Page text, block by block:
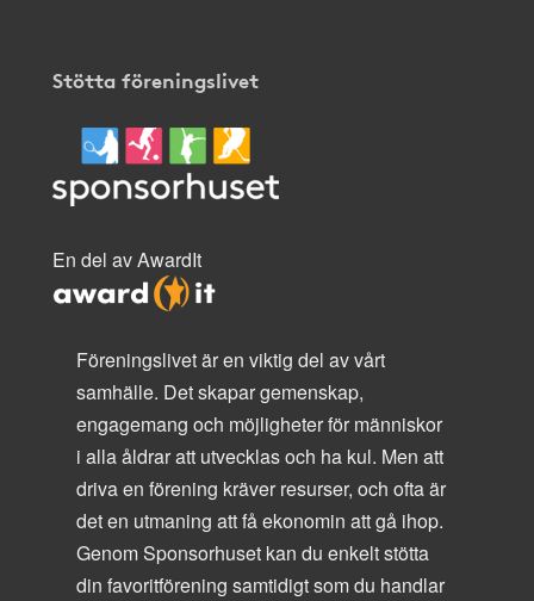
Stötta föreningslivet
En del av AwardIt
Föreningslivet är en viktig del av vårt
samhälle. Det skapar gemenskap,
engagemang och möjligheter för människor
i alla åldrar att utvecklas och ha kul. Men att
driva en förening kräver resurser, och ofta är
det en utmaning att få ekonomin att gå ihop.
Genom Sponsorhuset kan du enkelt stötta
din favoritförening samtidigt som du handlar